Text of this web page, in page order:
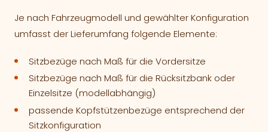
Je nach Fahrzeugmodell und gewählter Konfiguration
umfasst der Lieferumfang folgende Elemente:
Sitzbezüge nach Maß für die Vordersitze
Sitzbezüge nach Maß für die Rücksitzbank oder
Einzelsitze (modellabhängig)
passende Kopfstützenbezüge entsprechend der
Sitzkonfiguration